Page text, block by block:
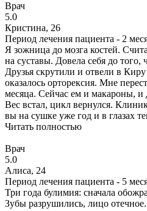
Врач
5.0
Кристина, 26
Период лечения пациента - 2
Я зожница до мозга костей.
на суставы. Довела себя до того,
Друзья скрутили и отвели в
оказалось орторексия. Мне
месяца. Сейчас ем и макароны, и
Вес встал, цикл вернулся.
вы на сушке уже год и в глазах
Читать полностью
Врач
5.0
Алиса, 24
Период лечения пациента - 5
Три года булимия: сначала
Зубы разрушились, лицо